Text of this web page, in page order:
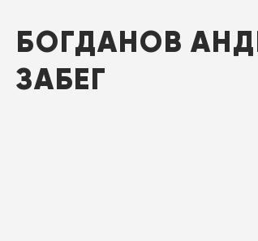
БОГДАНОВ
ЗАБЕГ